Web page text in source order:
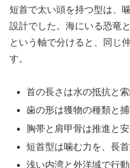
短首で太い頭を持つ型は、
設計でした。海にいる恐竜
という軸で分けると、同じ
す。
首の長さは水の抵抗と
歯の形は獲物の種類と
胸帯と肩甲骨は推進と
短首型は噛む力を、長
浅い内湾と外洋域で行